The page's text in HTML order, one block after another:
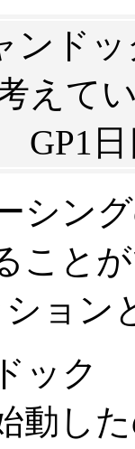
シン
こと
ョン
ック
動し